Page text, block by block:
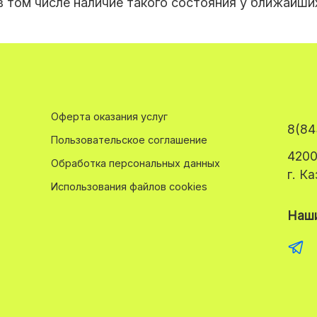
Оферта оказания услуг
Пользовательское соглашение
Обработка персональных данных
Использования файлов cookies
г.